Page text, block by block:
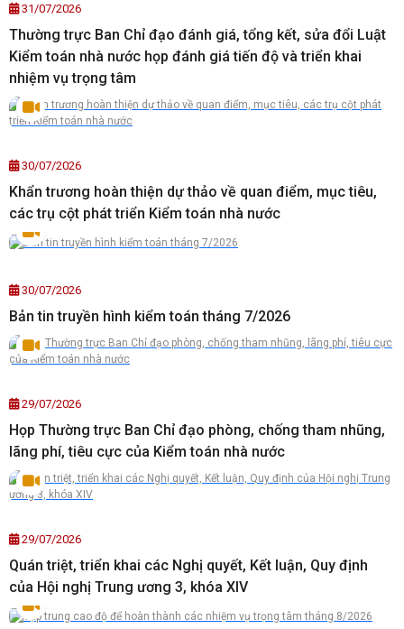
31/07/2026
Thường trực Ban Chỉ đạo đánh giá, tổng kết, sửa đổi Luật
Kiểm toán nhà nước họp đánh giá tiến độ và triển khai
nhiệm vụ trọng tâm
30/07/2026
Khẩn trương hoàn thiện dự thảo về quan điểm, mục tiêu,
các trụ cột phát triển Kiểm toán nhà nước
30/07/2026
Bản tin truyền hình kiểm toán tháng 7/2026
29/07/2026
Họp Thường trực Ban Chỉ đạo phòng, chống tham nhũng,
lãng phí, tiêu cực của Kiểm toán nhà nước
29/07/2026
Quán triệt, triển khai các Nghị quyết, Kết luận, Quy định
của Hội nghị Trung ương 3, khóa XIV